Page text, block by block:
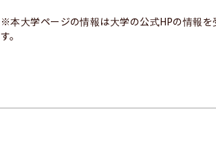
※本大学ページの情報は大学の公式HPの情報
す。